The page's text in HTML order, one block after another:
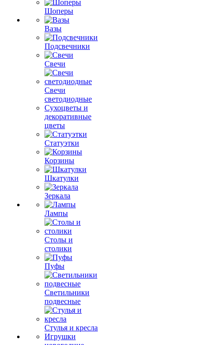
Шоперы
Вазы
Подсвечники
Свечи
Свечи
светодиодные
Сухоцветы и
декоративные
цветы
Статуэтки
Корзины
Шкатулки
Зеркала
Лампы
Столы и
столики
Пуфы
Светильники
подвесные
Стулья и кресла
Игрушки